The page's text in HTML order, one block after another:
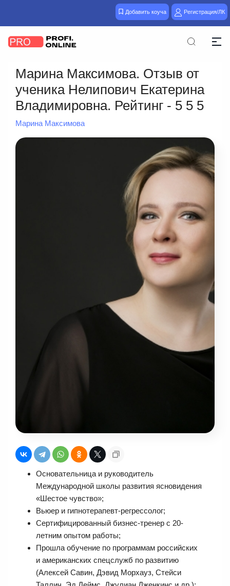
Добавить коуча Регистрация/ЛК
Марина Максимова. Отзыв от
ученика Нелипович Екатерина
Владимировна. Рейтинг - 5 5 5
Марина Максимова
Основательница и руководитель
Международной школы развития ясновидения
«Шестое чувство»;
Вьюер и гипнотерапевт-регрессолог;
Сертифицированный бизнес-тренер с 20-
летним опытом работы;
Прошла обучение по программам российских
и американских спецслужб по развитию
(Алексей Савин, Дэвид Морхауз, Стейси